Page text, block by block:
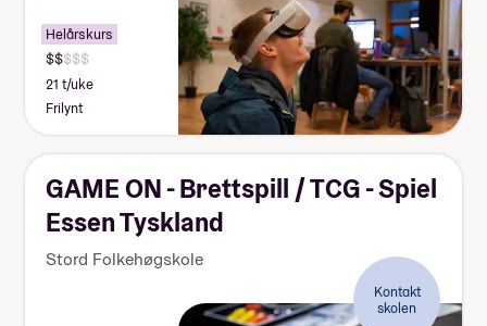
Helårskurs
21 t/uke
Frilynt
GAME ON - Brettspill / TCG - Spiel
Essen Tyskland
Stord Folkehøgskole
Kontakt
skolen